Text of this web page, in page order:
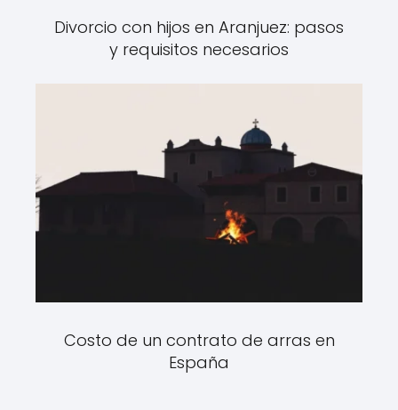
Divorcio con hijos en Aranjuez: pasos
y requisitos necesarios
Costo de un contrato de arras en
España